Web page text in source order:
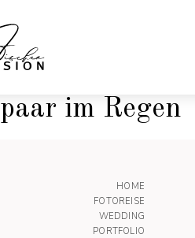
im Regen
HOME
FOTOREISE
WEDDING
PORTFOLIO